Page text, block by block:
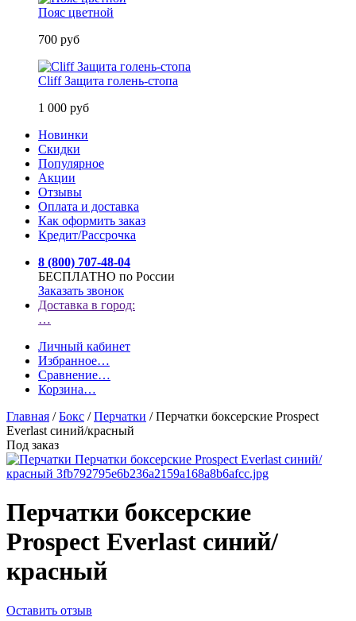
Пояс цветной
700 руб
Cliff Защита голень-стопа
1 000 руб
Новинки
Скидки
Популярное
Акции
Отзывы
Оплата и доставка
Как оформить заказ
Кредит/Рассрочка
8 (800) 707-48-04
БЕСПЛАТНО по России
Заказать звонок
Доставка в город:
…
Личный кабинет
Избранное…
Сравнение…
Корзина…
Главная /Бокс /Перчатки /Перчатки боксерские Prospect
Everlast синий/красный
Под заказ
Перчатки боксерские
Prospect Everlast синий/
красный
Оставить отзыв